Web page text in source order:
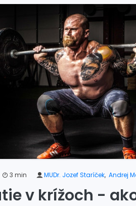
3 min MUDr. Jozef Staríček, Andrej
v krížoch -